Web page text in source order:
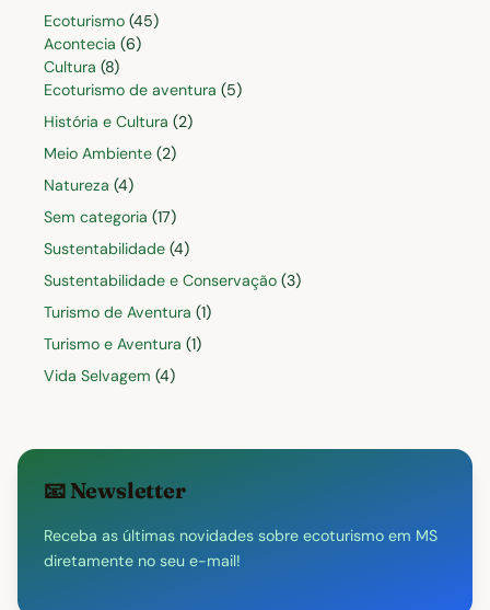
Ecoturismo (45)
Acontecia (6)
Cultura (8)
Ecoturismo de aventura (5)
História e Cultura (2)
Meio Ambiente (2)
Natureza (4)
Sem categoria (17)
Sustentabilidade (4)
Sustentabilidade e Conservação (3)
Turismo de Aventura (1)
Turismo e Aventura (1)
Vida Selvagem (4)
📧Newsletter
Receba as últimas novidades sobre ecoturismo em MS
diretamente no seu e-mail!